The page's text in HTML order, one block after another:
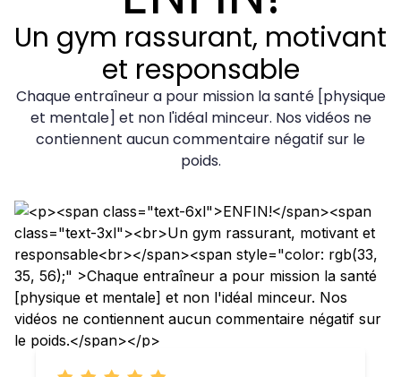
Un gym rassurant, motivant
et responsable
Chaque entraîneur a pour mission la santé [physique
et mentale] et non l'idéal minceur. Nos vidéos ne
contiennent aucun commentaire négatif sur le
poids.